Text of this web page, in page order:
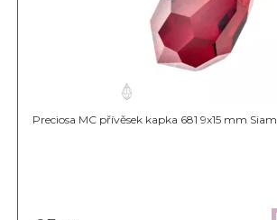
Preciosa MC přívěsek kapka 681 9x15 mm Siam